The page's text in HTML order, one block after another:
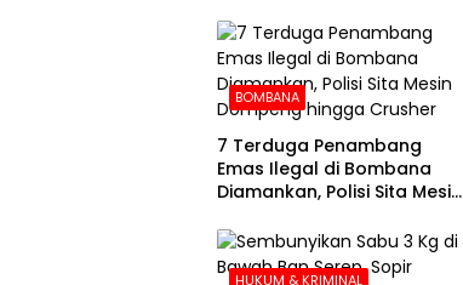
BOMBANA
7 Terduga Penambang
Emas Ilegal di Bombana
Diamankan, Polisi Sita Mesin
HUKUM & KRIMINAL